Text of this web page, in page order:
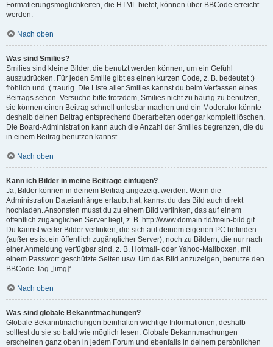
Formatierungsmöglichkeiten, die HTML bietet, können über BBCode erreicht
werden.
Nach oben
Was sind Smilies?
Smilies sind kleine Bilder, die benutzt werden können, um ein Gefühl
auszudrücken. Für jeden Smilie gibt es einen kurzen Code, z. B. bedeutet :)
fröhlich und :( traurig. Die Liste aller Smilies kannst du beim Verfassen eines
Beitrags sehen. Versuche bitte trotzdem, Smilies nicht zu häufig zu benutzen,
sie können einen Beitrag schnell unlesbar machen und ein Moderator könnte
deshalb deinen Beitrag entsprechend überarbeiten oder gar komplett löschen.
Die Board-Administration kann auch die Anzahl der Smilies begrenzen, die du
in einem Beitrag benutzen kannst.
Nach oben
Kann ich Bilder in meine Beiträge einfügen?
Ja, Bilder können in deinem Beitrag angezeigt werden. Wenn die
Administration Dateianhänge erlaubt hat, kannst du das Bild auch direkt
hochladen. Ansonsten musst du zu einem Bild verlinken, das auf einem
öffentlich zugänglichen Server liegt, z. B. http://www.domain.tld/mein-bild.gif.
Du kannst weder Bilder verlinken, die sich auf deinem eigenen PC befinden
(außer es ist ein öffentlich zugänglicher Server), noch zu Bildern, die nur nach
einer Anmeldung verfügbar sind, z. B. Hotmail- oder Yahoo-Mailboxen, mit
einem Passwort geschützte Seiten usw. Um das Bild anzuzeigen, benutze den
BBCode-Tag „[img]“.
Nach oben
Was sind globale Bekanntmachungen?
Globale Bekanntmachungen beinhalten wichtige Informationen, deshalb
solltest du sie so bald wie möglich lesen. Globale Bekanntmachungen
erscheinen ganz oben in jedem Forum und ebenfalls in deinem persönlichen